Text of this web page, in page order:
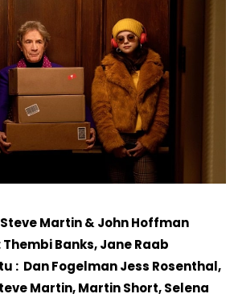
Martin & John Hoffman
Banks, Jane Raab
: Dan Fogelman Jess Rosenthal,
Martin, Martin Short, Selena